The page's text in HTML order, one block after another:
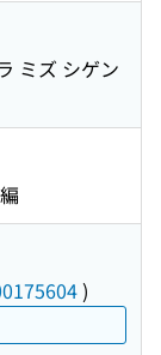
ミズ シゲン
)